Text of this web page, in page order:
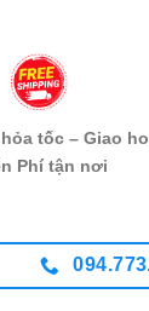
tốc – Giao
Phí tận nơi